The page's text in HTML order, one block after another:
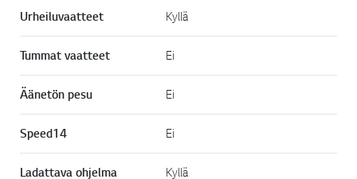
Urheiluvaatteet Kyllä
Tummat vaatteet Ei
Äänetön pesu Ei
Speed14 Ei
Ladattava ohjelma
Kyllä